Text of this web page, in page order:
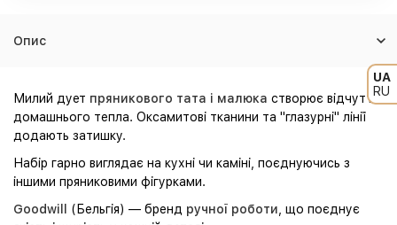
UA
RU
Опис
Милий дует пряникового тата і малюка створює відчуття
домашнього тепла. Оксамитові тканини та "глазурні" лінії
додають затишку.
Набір гарно виглядає на кухні чи каміні, поєднуючись з
іншими пряниковими фігурками.
Goodwill
(Бельгія) — бренд ручної роботи , що поєднує